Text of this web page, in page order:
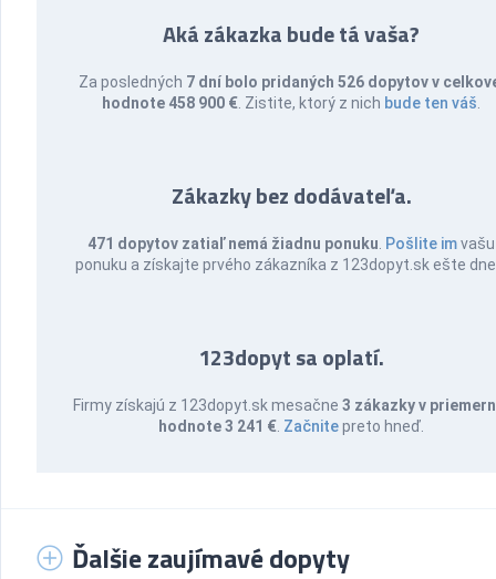
Aká zákazka bude tá vaša?
Za posledných 7 dní bolo pridaných 526 dopytov v
hodnote 458 900 € . Zistite, ktorý z nich bude ten váš
Zákazky bez dodávateľa.
471 dopytov zatiaľ nemá žiadnu ponuku Pošlite imvašu
ponuku a získajte prvého zákazníka z 123dopyt.sk ešte
123dopyt sa oplatí.
Firmy získajú z 123dopyt.sk mesačne3 zákazky v
hodnote 3 241 € Začnitepreto hneď.
Ďalšie zaujímavé dopyty